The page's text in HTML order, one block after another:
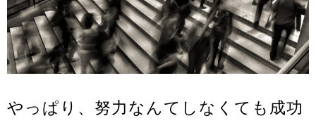
やっぱり、努力なんてしなくても成功